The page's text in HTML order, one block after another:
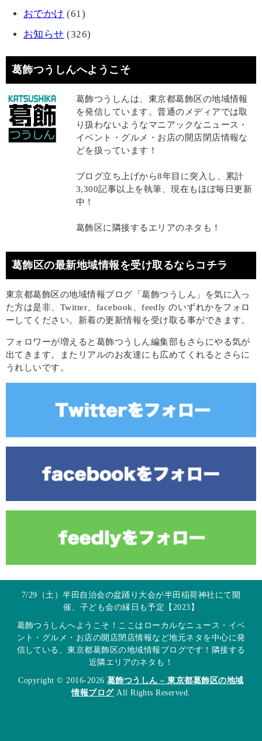
おでかけ (61)
お知らせ (326)
葛飾つうしんへようこそ
葛飾つうしんは、東京都葛飾区の地域情報
を発信しています。普通のメディアでは取
り扱わないようなマニアックなニュース・
イベント・グルメ・お店の開店閉店情報な
どを扱っています！
ブログ立ち上げから8年目に突入し、累計
3,300記事以上を執筆、現在もほぼ毎日更新
中！
葛飾区に隣接するエリアのネタも！
葛飾区の最新地域情報を受け取るならコチラ
東京都葛飾区の地域情報ブログ「葛飾つうしん」を気に入っ
た方は是非、Twitter、facebook、feedly のいずれかをフォロ
ーしてください。新着の更新情報を受け取る事ができます。
フォロワーが増えると葛飾つうしん編集部もさらにやる気が
出てきます。またリアルのお友達にも広めてくれるとさらに
うれしいです。
7/29（土）半田自治会の盆踊り大会が半田稲荷神社にて開
催、子ども会の縁日も予定【2023】
葛飾つうしんへようこそ！ここはローカルなニュース・イベ
ント・グルメ・お店の開店閉店情報など地元ネタを中心に発
信している、東京都葛飾区の地域情報ブログです！隣接する
近隣エリアのネタも！
Copyright © 2016-2026 葛飾つうしん – 東京都葛飾区の地域
情報ブログAll Rights Reserved.